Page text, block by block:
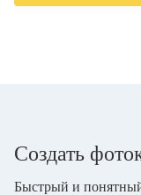
Создать
Быстрый и